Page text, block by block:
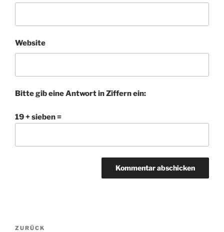
Website
Bitte gib eine Antwort in Ziffern ein:
19 + sieben =
Beitragsnavigation
Vorheriger
ZURÜCK